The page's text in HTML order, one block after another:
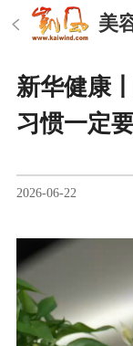
美
新华健康
习惯一定
2026-06-22